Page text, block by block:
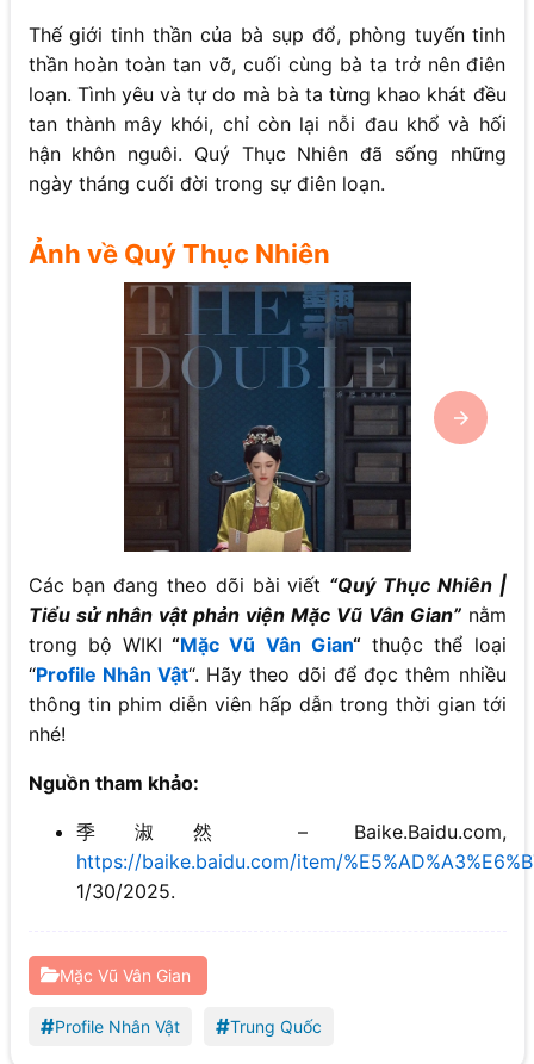
Thế giới tinh thần của bà sụp đổ, phòng tuyến tinh
thần hoàn toàn tan vỡ, cuối cùng bà ta trở nên điên
loạn. Tình yêu và tự do mà bà ta từng khao khát đều
tan thành mây khói, chỉ còn lại nỗi đau khổ và hối
hận khôn nguôi. Quý Thục Nhiên đã sống những
ngày tháng cuối đời trong sự điên loạn.
Ảnh về Quý Thục Nhiên
Các bạn đang theo dõi bài viết “Quý Thục Nhiên |
Tiểu sử nhân vật phản viện Mặc Vũ Vân Gian”nằm
trong bộ WIKI “Mặc Vũ Vân Gian“thuộc thể loại
“Profile Nhân Vật“. Hãy theo dõi để đọc thêm nhiều
thông tin phim diễn viên hấp dẫn trong thời gian tới
nhé!
Nguồn tham khảo:
季淑然 – Baike.Baidu.com,
https://baike.baidu.com/item/
1/30/2025.
Mặc Vũ Vân Gian
#Profile Nhân Vật #Trung Quốc